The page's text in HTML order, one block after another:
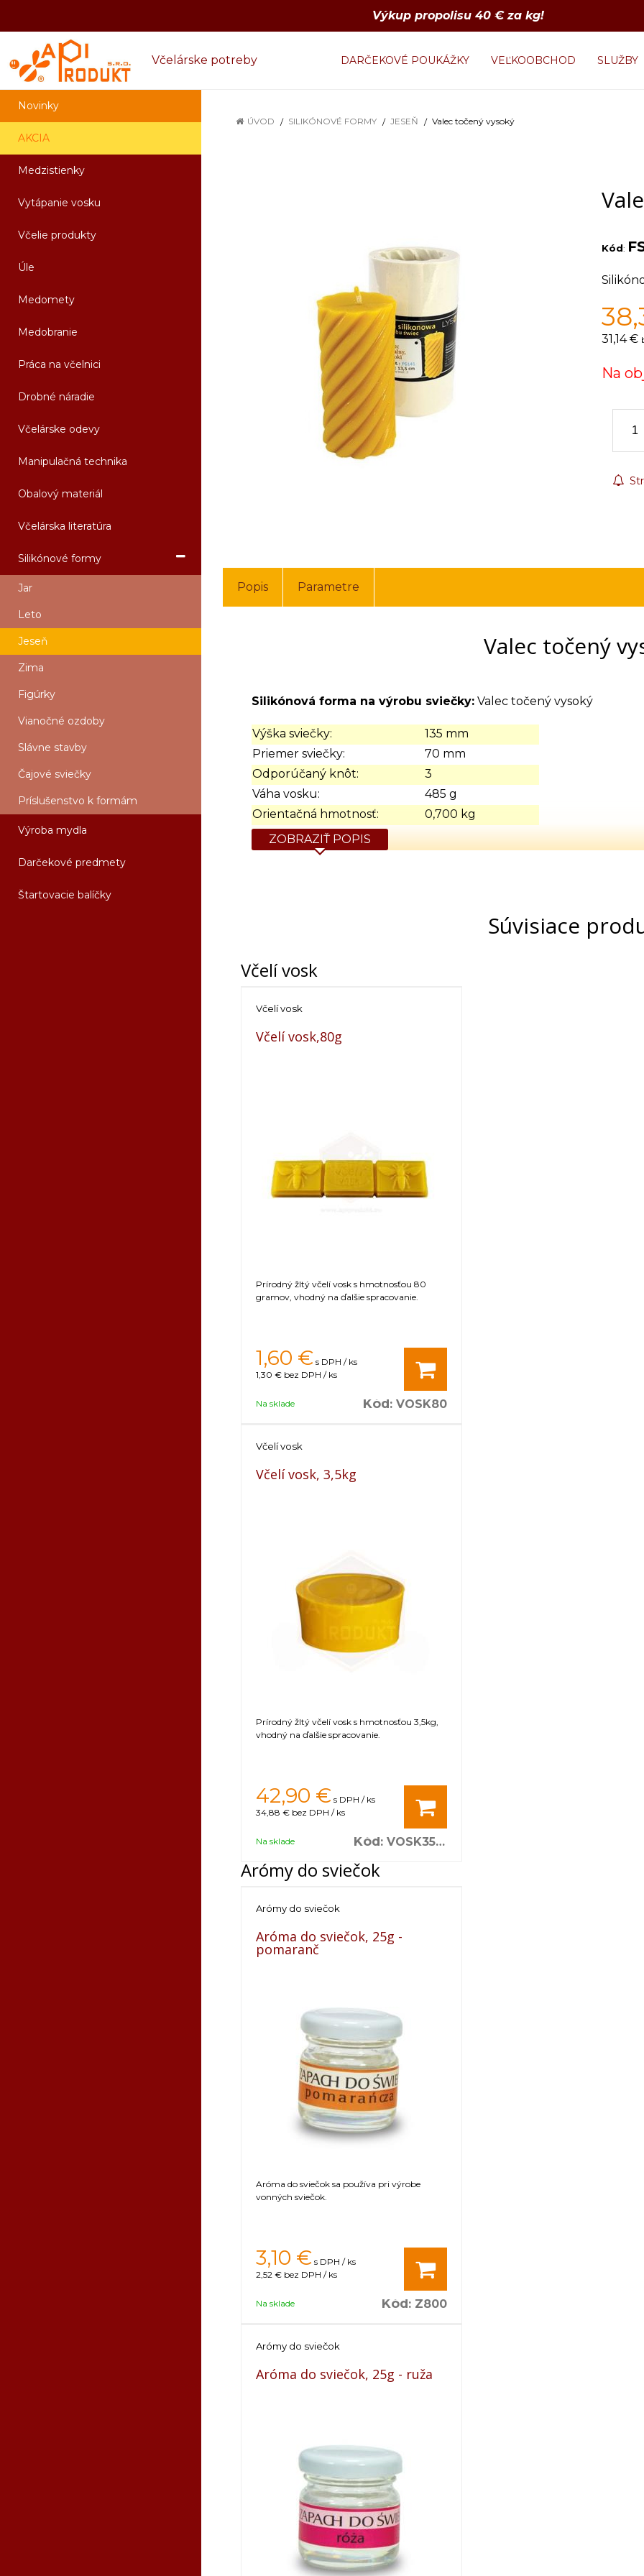
Výkup propolisu 40 € za kg!
Včelárske potreby DARČEKOVÉ POUKÁŽKY VEĽKOOBCHOD SLUŽBY
Novinky
AKCIA
Medzistienky
Vytápanie vosku
Včelie produkty
Úle
Medomety
Medobranie
Práca na včelnici
Drobné náradie
Včelárske odevy
Manipulačná technika
Obalový materiál
Včelárska literatúra
Silikónové formy
Jar
Leto
Jeseň
Zima
Figúrky
Vianočné ozdoby
Slávne stavby
Čajové sviečky
Príslušenstvo k formám
Výroba mydla
Darčekové predmety
Štartovacie balíčky
ÚVOD SILIKÓNOVÉ FORMY JESEŇ Valec točený vysoký
Kód:
31,14 €
Na
Popis Parametre
Valec točený
Silikónová forma na výrobu sviečky: Valec točený vysoký
Výška sviečky:
135 mm
Priemer sviečky:
70 mm
Odporúčaný knôt:
3
Váha vosku:
485 g
Orientačná hmotnosť:
0,700 kg
ZOBRAZIŤ POPIS
Súvisiace
Včelí vosk
Včelí vosk
Včelí vosk,80g
Prírodný žltý včelí vosk s hmotnosťou 80
gramov, vhodný na ďalšie spracovanie.
1,60 € s DPH / ks
1,30 € bez DPH / ks
Na sklade Kód: VOSK80
Včelí vosk
Včelí vosk, 3,5kg
Prírodný žltý včelí vosk s hmotnosťou 3,5kg,
vhodný na ďalšie spracovanie.
42,90 € s DPH / ks
34,88 € bez DPH / ks
Na sklade Kód: VOSK3500
Arómy do sviečok
Arómy do sviečok
Aróma do sviečok, 25g -
pomaranč
Aróma do sviečok sa používa pri výrobe
vonných sviečok.
3,10 € s DPH / ks
2,52 € bez DPH / ks
Na sklade Kód: Z800
Arómy do sviečok
Aróma do sviečok, 25g - ruža